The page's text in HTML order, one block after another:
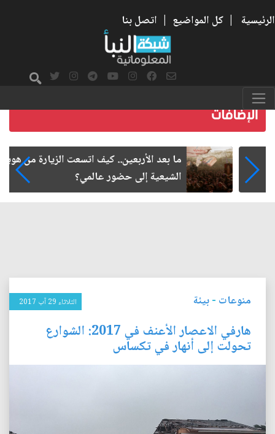
الرئيسية | كل المواضيع | اتصل بنا
ما بعد الأربعين.. كيف اتسعت الزيارة من هويتها
الشيعية إلى حضور عالمي؟
منوعات -بيئة الثلاثاء 29 آب 2017
هارفي الاعصار الأعنف في 2017: الشوارع
تحولت إلى أنهار في تكساس